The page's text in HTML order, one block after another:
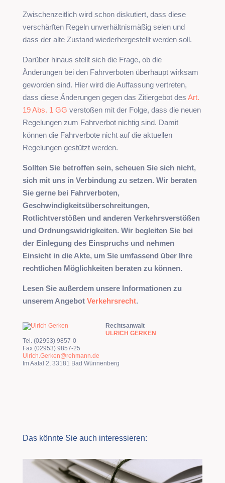
Zwischenzeitlich wird schon diskutiert, dass diese
verschärften Regeln unverhältnismäßig seien und
dass der alte Zustand wiederhergestellt werden soll.
Darüber hinaus stellt sich die Frage, ob die
Änderungen bei den Fahrverboten überhaupt wirksam
geworden sind. Hier wird die Auffassung vertreten,
dass diese Änderungen gegen das Zitiergebot des Art.
19 Abs. 1 GG verstoßen mit der Folge, dass die neuen
Regelungen zum Fahrverbot nichtig sind. Damit
können die Fahrverbote nicht auf die aktuellen
Regelungen gestützt werden.
Sollten Sie betroffen sein, scheuen Sie sich nicht,
sich mit uns in Verbindung zu setzen. Wir beraten
Sie gerne bei Fahrverboten,
Geschwindigkeitsüberschreitungen,
Rotlichtverstößen und anderen Verkehrsverstößen
und Ordnungswidrigkeiten. Wir begleiten Sie bei
der Einlegung des Einspruchs und nehmen
Einsicht in die Akte, um Sie umfassend über Ihre
rechtlichen Möglichkeiten beraten zu können.
Lesen Sie außerdem unsere Informationen zu
unserem Angebot Verkehrsrecht.
Rechtsanwalt
ULRICH GERKEN
Tel. (02953) 9857-0
Fax (02953) 9857-25
Ulrich.Gerken@rehmann.de
Im Aatal 2, 33181 Bad Wünnenberg
Das könnte Sie auch interessieren: